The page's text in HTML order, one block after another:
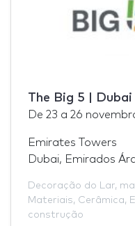
The Big 5 | Dubai
De 23 a 26
Emirates Towers
Dubai, Emirados
Decoração do Lar,
Materiais, Cerâmica,
construção